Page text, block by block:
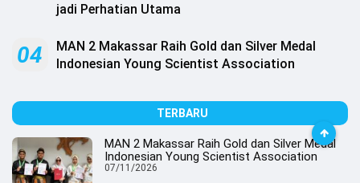
jadi Perhatian Utama
04
MAN 2 Makassar Raih Gold dan Silver Medal
Indonesian Young Scientist Association
TERBARU
MAN 2 Makassar Raih Gold dan Silver Medal
Indonesian Young Scientist Association
07/11/2026